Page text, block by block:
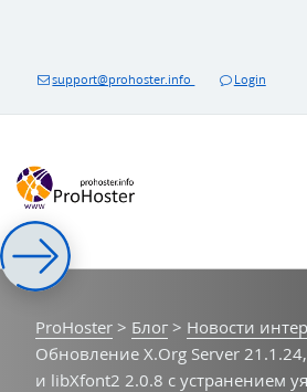
support@prohoster.info Login
ProHoster > Блог > Новости
Обновление X.Org Server
и libXfont2 2.0.8 с устранением